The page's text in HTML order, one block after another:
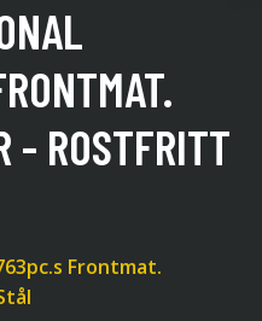
- ROSTFRITT
Frontmat.